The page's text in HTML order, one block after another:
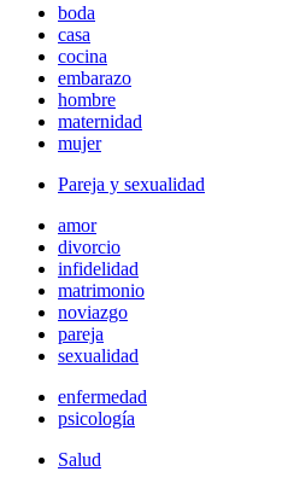
boda
casa
cocina
embarazo
hombre
maternidad
mujer
Pareja y sexualidad
amor
divorcio
infidelidad
matrimonio
noviazgo
pareja
sexualidad
enfermedad
psicología
Salud